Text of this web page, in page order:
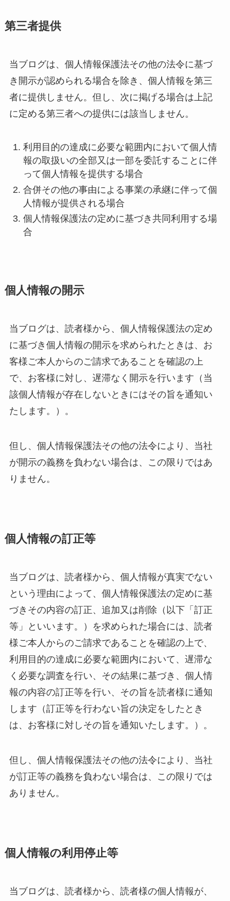
第三者提供
当ブログは、個人情報保護法その他の法令に基づ
き開示が認められる場合を除き、個人情報を第三
者に提供しません。但し、次に掲げる場合は上記
に定める第三者への提供には該当しません。
利用目的の達成に必要な範囲内において個人情
報の取扱いの全部又は一部を委託することに伴
って個人情報を提供する場合
合併その他の事由による事業の承継に伴って個
人情報が提供される場合
個人情報保護法の定めに基づき共同利用する場
合
個人情報の開示
当ブログは、読者様から、個人情報保護法の定め
に基づき個人情報の開示を求められたときは、お
客様ご本人からのご請求であることを確認の上
で、お客様に対し、遅滞なく開示を行います（当
該個人情報が存在しないときにはその旨を通知い
たします。）。
但し、個人情報保護法その他の法令により、当社
が開示の義務を負わない場合は、この限りではあ
りません。
個人情報の訂正等
当ブログは、読者様から、個人情報が真実でない
という理由によって、個人情報保護法の定めに基
づきその内容の訂正、追加又は削除（以下「訂正
等」といいます。）を求められた場合には、読者
様ご本人からのご請求であることを確認の上で、
利用目的の達成に必要な範囲内において、遅滞な
く必要な調査を行い、その結果に基づき、個人情
報の内容の訂正等を行い、その旨を読者様に通知
します（訂正等を行わない旨の決定をしたとき
は、お客様に対しその旨を通知いたします。）。
但し、個人情報保護法その他の法令により、当社
が訂正等の義務を負わない場合は、この限りでは
ありません。
個人情報の利用停止等
当ブログは、読者様から、読者様の個人情報が、